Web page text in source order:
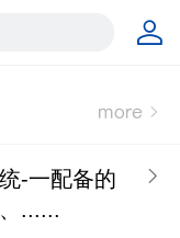
-一配备的
......